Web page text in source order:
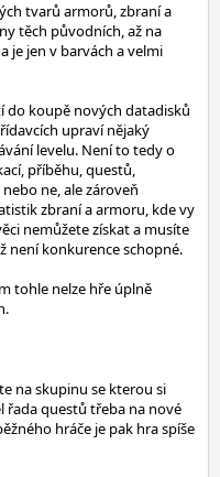
tvarů armorů, zbraní a
těch původních, až na
je jen v barvách a velmi
do koupě nových datadisků
upraví nějaký
levelu. Není to tedy o
příběhu, questů,
ne, ale zároveň
zbraní a armoru, kde vy
nemůžete získat a musíte
není konkurence schopné.
tohle nelze hře úplně
na skupinu se kterou si
řada questů třeba na nové
hráče je pak hra spíše